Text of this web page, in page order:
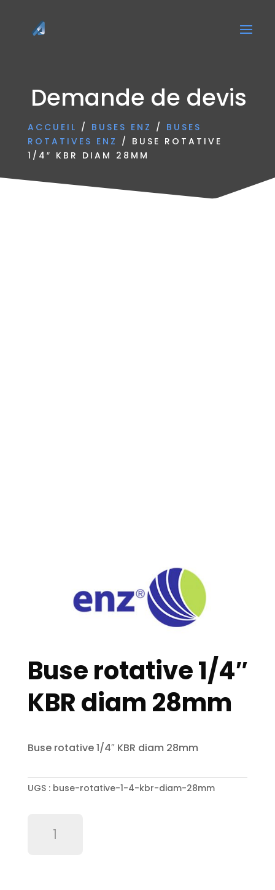
Demande de devis
ACCUEIL / BUSES ENZ / BUSES
ROTATIVES ENZ / BUSE ROTATIVE
1/4″ KBR DIAM 28MM
Buse rotative 1/4″
KBR diam 28mm
Buse rotative 1/4″ KBR diam 28mm
UGS : buse-rotative-1-4-kbr-diam-28mm